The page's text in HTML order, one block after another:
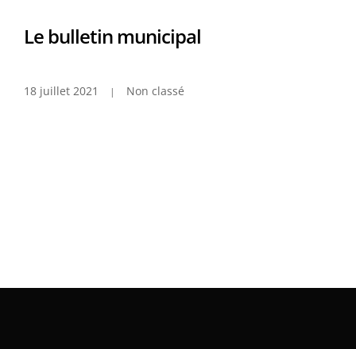
Le bulletin municipal
18 juillet 2021 Non classé